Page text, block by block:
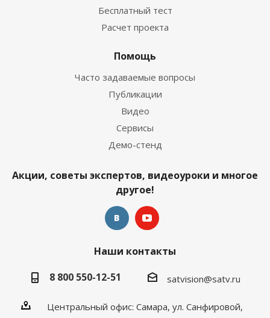
Бесплатный тест
Расчет проекта
Помощь
Часто задаваемые вопросы
Публикации
Видео
Сервисы
Демо-стенд
Акции, советы экспертов, видеоуроки и многое
другое!
Наши контакты
8 800 550-12-51
satvision@satv.ru
Центральный офис: Самара, ул. Санфировой,